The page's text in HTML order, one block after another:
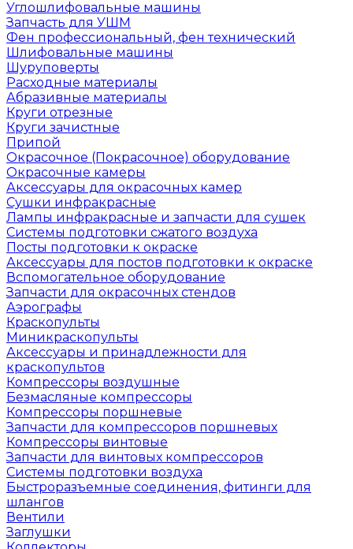
Углошлифовальные машины
Запчасть для УШМ
Фен профессиональный, фен технический
Шлифовальные машины
Шуруповерты
Расходные материалы
Абразивные материалы
Круги отрезные
Круги зачистные
Припой
Окрасочное (Покрасочное) оборудование
Окрасочные камеры
Аксессуары для окрасочных камер
Сушки инфракрасные
Лампы инфракрасные и запчасти для сушек
Системы подготовки сжатого воздуха
Посты подготовки к окраске
Аксессуары для постов подготовки к окраске
Вспомогательное оборудование
Запчасти для окрасочных стендов
Аэрографы
Краскопульты
Миникраскопульты
Аксессуары и принадлежности для
краскопультов
Компрессоры воздушные
Безмасляные компрессоры
Компрессоры поршневые
Запчасти для компрессоров поршневых
Компрессоры винтовые
Запчасти для винтовых компрессоров
Системы подготовки воздуха
Быстроразъемные соединения, фитинги для
шлангов
Вентили
Заглушки